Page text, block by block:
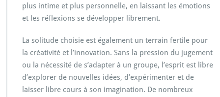
plus intime et plus personnelle, en laissant les émotions
et les réflexions se développer librement.
La solitude choisie est également un terrain fertile pour
la créativité et l’innovation. Sans la pression du jugement
ou la nécessité de s’adapter à un groupe, l’esprit est libre
d’explorer de nouvelles idées, d’expérimenter et de
laisser libre cours à son imagination. De nombreux